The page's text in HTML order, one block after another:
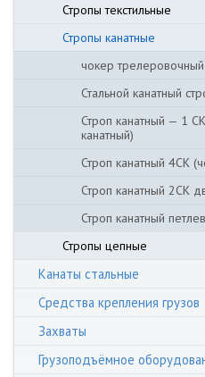
Стропы текстильные
Стропы канатные
чокер трелеровочный
Стальной канатный
Строп канатный — 1
канатный)
Строп канатный 4СК
Строп канатный 2СК
Строп канатный
Стропы цепные
Канаты стальные
Средства крепления грузов
Захваты
Грузоподъёмное